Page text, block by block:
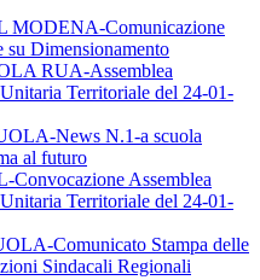
MODENA-Comunicazione
su Dimensionamento
RUA-Assemblea
Territoriale del 24-01-
News N.1-a scuola
al futuro
Convocazione Assemblea
Territoriale del 24-01-
Comunicato Stampa delle
Sindacali Regionali